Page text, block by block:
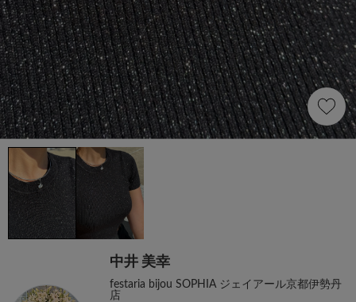
中井 美幸
festaria bijou SOPHIA ジェイアール京都伊勢丹
店